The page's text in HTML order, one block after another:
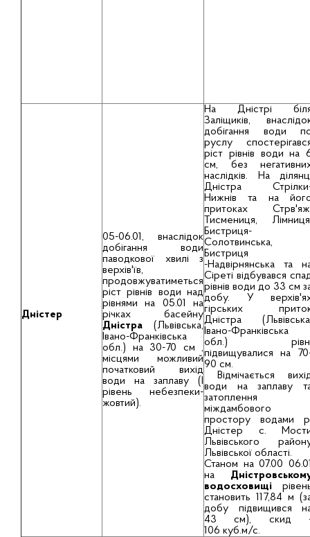
Дністер
05-06.01, внаслідок
добігання води
паводкової хвилі з
верхів'їв,
продовжуватиметься
ріст рівнів води над
рівнями на 05.01 на
рiчках басейну
Днiстра (Львiвська,
Iвано-Франкiвська
обл.) на 30-70 см ,
мiсцями можливий
початковий вихiд
води на заплаву (І
рівень небезпеки-
жовтий).
На Дністрі
Заліщиків,
добігання води
руслу
ріст рівнів води на
см, без
наслідків. На
Дністра
Нижнів та на
притоках
Тисмениця,
Бистриця-
Солотвинська,
Бистриця
-Надвірнянська та
Сіреті відбувався
рівнів води до 33 см
добу. У
гірських
Дністра
Івано-Франківська
обл.)
підвищувалися на
90 см.
Відмічається
води на заплаву
затоплення
міждамбового
простору водами
Дністер с.
Львівського
Львівської області.
Станом на 07.00
на
водосховищі
становить 117,84 м
добу підвищився
43 см), скид
106 куб.м/с.